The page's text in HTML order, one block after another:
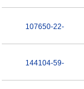
107650-22-
144104-59-